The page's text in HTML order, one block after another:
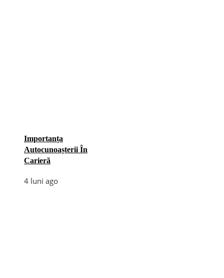
Importanța
Autocunoașterii În
Carieră
4 luni ago